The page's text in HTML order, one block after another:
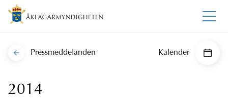
Pressmeddelanden Kalender
2014